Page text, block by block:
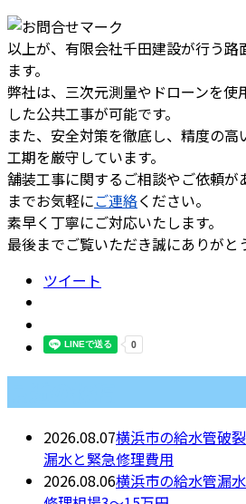
以上が、有限会社千田建設が行う路
ます。
弊社は、三次元測量やドローンを使
した公共工事が可能です。
また、安全対策を徹底し、精度の
工期を厳守しています。
舗装工事に関するご相談やご依頼が
までお気軽にご連絡ください。
素早く丁寧にご対応いたします。
最後までご覧いただき誠にありがと
ツイート
2026.08.07横浜市の給水管破
漏水と緊急修理費用
2026.08.06横浜市の給水管漏